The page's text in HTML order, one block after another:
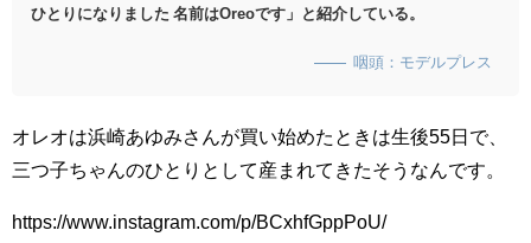
ひとりになりました 名前はOreoです」と紹介している。
咽頭：モデルプレス
オレオは浜崎あゆみさんが買い始めたときは生後55日で、
三つ子ちゃんのひとりとして産まれてきたそうなんです。
https://www.instagram.com/p/BCxhfGppPoU/